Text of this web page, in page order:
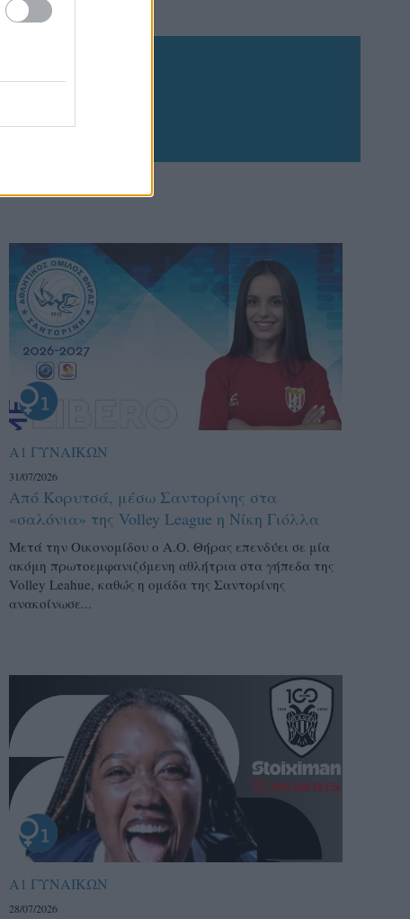
Α1 ΓΥΝΑΙΚΩΝ
31/07/2026
Από Κορυτσά, μέσω Σαντορίνης στα
«σαλόνια» της Volley League η Νίκη Γιόλλα
Μετά την Οικονομίδου ο Α.Ο. Θήρας επενδύει σε μία
ακόμη πρωτοεμφανιζόμενη αθλήτρια στα γήπεδα της
Volley Leahue, καθώς η ομάδα της Σαντορίνης
ανακοίνωσε...
Α1 ΓΥΝΑΙΚΩΝ
28/07/2026